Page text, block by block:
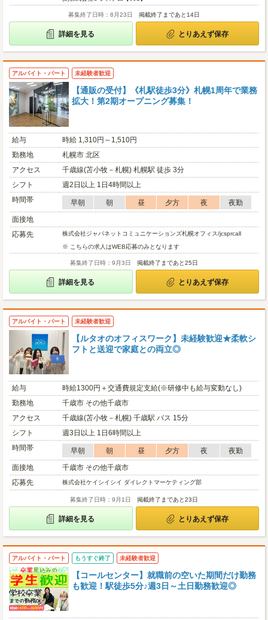
募集終了日時：8月23日 掲載終了まであと14日
詳細を見る とりあえず保存
アルバイト・パート 未経験者歓迎
【通販の受付】《札駅徒歩3分》札幌1周年で業務
拡大！第2期オープニング募集！
給与
時給 1,310円～1,510円
勤務地
札幌市 北区
アクセス
千歳線(苫小牧－札幌) 札幌駅 徒歩 3分
シフト
週2日以上 1日4時間以上
時間帯
早朝 朝 昼 夕方 夜
夜勤
面接地
応募先
株式会社ジャパネットコミュニケーションズ札幌オフィス/jcsprcall
※ こちらの求人はWEB応募のみとなります
募集終了日時：9月3日 掲載終了まであと25日
詳細を見る とりあえず保存
アルバイト・パート 未経験者歓迎
【ルタオのオフィスワーク】未経験歓迎★柔軟シ
フトと送迎で家庭との両立◎
給与
時給1300円＋交通費規定支給(※研修中も給与変動なし)
勤務地
千歳市 その他千歳市
アクセス
千歳線(苫小牧－札幌) 千歳駅 バス 15分
シフト
週3日以上 1日6時間以上
時間帯
早朝 朝 昼 夕方 夜
夜勤
面接地
千歳市 その他千歳市
応募先
株式会社ケイシイシイ ダイレクトマーケティング部
募集終了日時：9月1日 掲載終了まであと23日
詳細を見る とりあえず保存
アルバイト・パート もうすぐ終了 未経験者歓迎
【コールセンター】就職前の空いた期間だけ勤務
も歓迎！駅徒歩5分♪週3日～土日勤務歓迎◎